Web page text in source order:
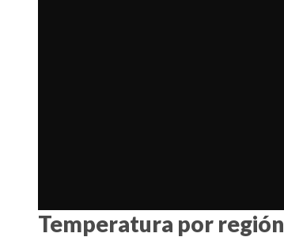
Temperatura por región